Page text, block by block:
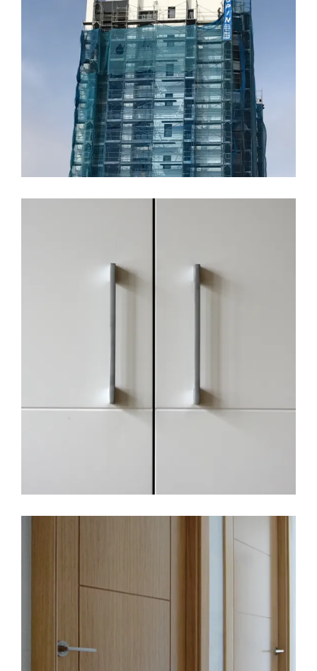
LEER MÁS
Avance de trabajos, Edifico
627 dias de construcción, Edificio
LEER MÁS